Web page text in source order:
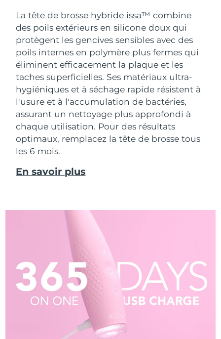
La tête de brosse hybride issa™ combine
des poils extérieurs en silicone doux qui
protègent les gencives sensibles avec des
poils internes en polymère plus fermes qui
éliminent efficacement la plaque et les
taches superficielles. Ses matériaux ultra-
hygiéniques et à séchage rapide résistent à
l'usure et à l'accumulation de bactéries,
assurant un nettoyage plus approfondi à
chaque utilisation. Pour des résultats
optimaux, remplacez la tête de brosse tous
les 6 mois.
En savoir plus